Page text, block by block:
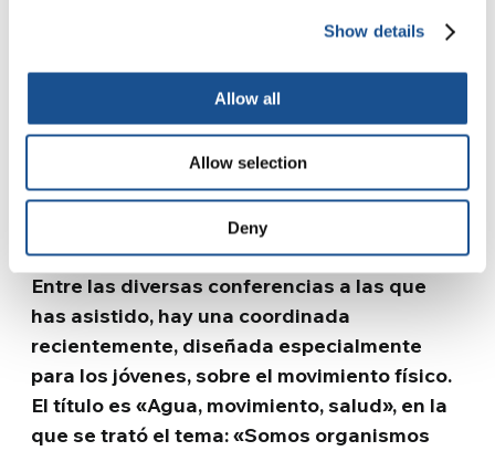
Show details
Allow all
Allow selection
Deny
administraciones públicas de diversas zonas
del diseñador. Un viaje colectivo, realizado con
otros profesores para inventar un nuevo
Entre las diversas conferencias a las que
has asistido, hay una coordinada
recientemente, diseñada especialmente
para los jóvenes, sobre el movimiento físico.
El título es «Agua, movimiento, salud», en la
que se trató el tema: «Somos organismos